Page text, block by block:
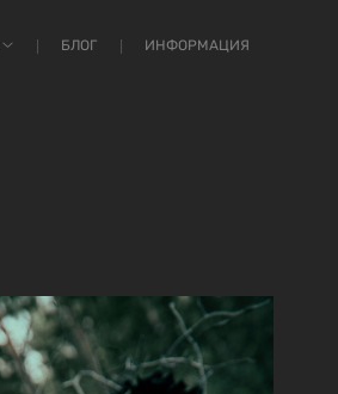
БЛОГ ИНФОРМАЦИЯ